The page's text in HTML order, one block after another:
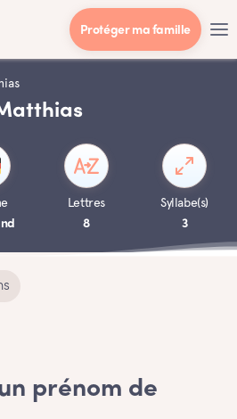
Protéger ma famille
Lettres
8
Syllabe(s)
3
prénom de